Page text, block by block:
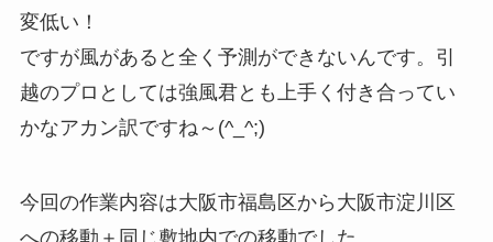
変低い！
ですが風があると全く予測ができないんです。引
越のプロとしては強風君とも上手く付き合ってい
かなアカン訳ですね～(^_^;)
今回の作業内容は大阪市福島区から大阪市淀川区